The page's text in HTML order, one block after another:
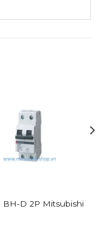
BH-D 2P Mitsubishi